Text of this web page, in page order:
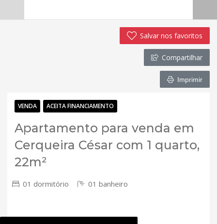
Salvar nos favoritos
Compartilhar
Imprimir
VENDA ACEITA FINANCIAMENTO
Apartamento para venda em
Cerqueira César com 1 quarto,
22m²
01 dormitório 01 banheiro